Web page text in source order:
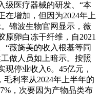
级医疗器械的研发、“本
在增加，但因为2024年上
锦波生物官网显示，薇
原卵白冻干纤维，自2021
“薇旖美的收入根基等同
做人员如上暗示。按照
现停业收入6。45亿元，
毛利率从2024年上半年的
，次要因为产物品类布